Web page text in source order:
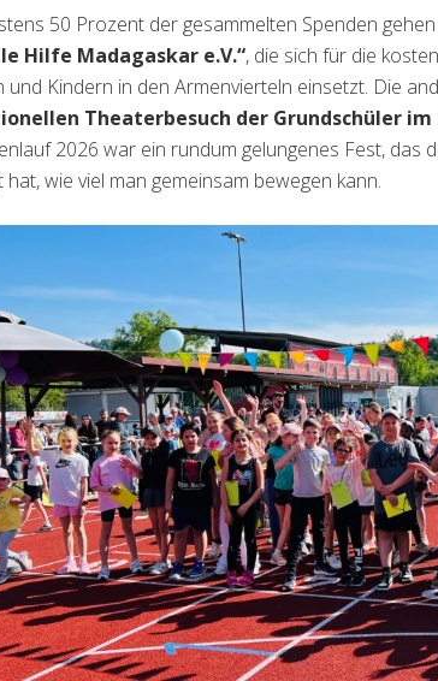
50 Prozent der gesammelten Spenden
Hilfe Madagaskar e.V.“, die sich für die
und Kindern in den Armenvierteln einsetzt. Die
Theaterbesuch der Grundschüler im
2026 war ein rundum gelungenes Fest, das
hat, wie viel man gemeinsam bewegen kann.